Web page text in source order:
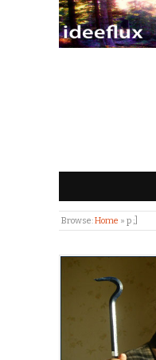
VAN
Browse:Home » p ;]